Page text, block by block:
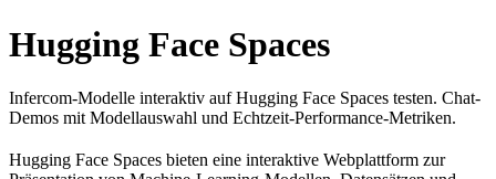
Hugging Face Spaces
Infercom-Modelle interaktiv auf Hugging Face Spaces testen. Chat-
Demos mit Modellauswahl und Echtzeit-Performance-Metriken.
Hugging Face Spaces bieten eine interaktive Webplattform zur